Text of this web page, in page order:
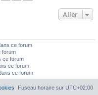
Aller
ce forum
forum
ce forum
ce forum
ce forum
Fuseau horaire sur UTC+02:00